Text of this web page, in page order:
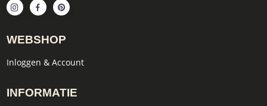
WEBSHOP
Inloggen & Account
INFORMATIE